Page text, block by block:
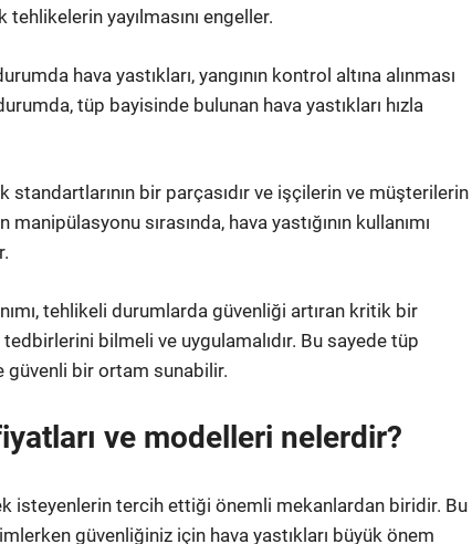
yayılmasını engeller.
hava yastıkları, yangının kontrol altına alınması
tüp bayisinde bulunan hava yastıkları hızla
standartlarının bir parçasıdır ve işçilerin ve müşterilerin
sırasında, hava yastığının kullanımı
tehlikeli durumlarda güvenliği artıran kritik bir
bilmeli ve uygulamalıdır. Bu sayede tüp
güvenli bir ortam sunabilir.
ve modelleri nelerdir?
isteyenlerin tercih ettiği önemli mekanlardan biridir. Bu
güvenliğiniz için hava yastıkları büyük önem